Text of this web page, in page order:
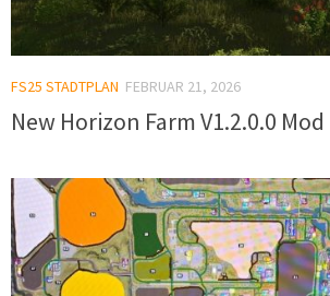
FS25 STADTPLAN FEBRUAR 21, 2026
New Horizon Farm V1.2.0.0 Mod